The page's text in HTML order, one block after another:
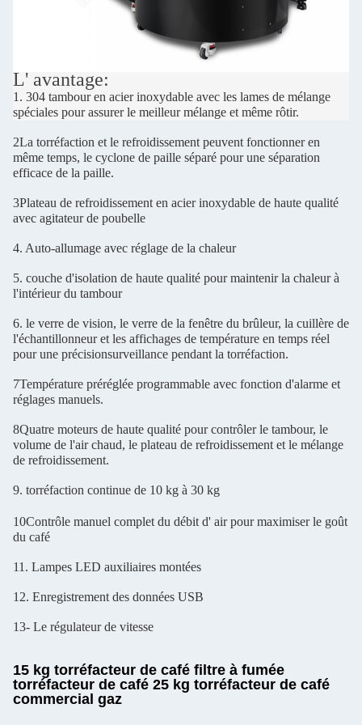
L' avantage:
1. 304 tambour en acier inoxydable avec les lames de mélange
spéciales pour assurer le meilleur mélange et même rôtir.
2La torréfaction et le refroidissement peuvent fonctionner en
même temps, le cyclone de paille séparé pour une séparation
efficace de la paille.
3Plateau de refroidissement en acier inoxydable de haute qualité
avec agitateur de poubelle
4. Auto-allumage avec réglage de la chaleur
5. couche d'isolation de haute qualité pour maintenir la chaleur à
l'intérieur du tambour
6. le verre de vision, le verre de la fenêtre du brûleur, la cuillère de
l'échantillonneur et les affichages de température en temps réel
pour une précisionsurveillance pendant la torréfaction.
7Température préréglée programmable avec fonction d'alarme et
réglages manuels.
8Quatre moteurs de haute qualité pour contrôler le tambour, le
volume de l'air chaud, le plateau de refroidissement et le mélange
de refroidissement.
9. torréfaction continue de 10 kg à 30 kg
10Contrôle manuel complet du débit d' air pour maximiser le goût
du café
11. Lampes LED auxiliaires montées
12. Enregistrement des données USB
13- Le régulateur de vitesse
15 kg torréfacteur de café filtre à fumée
torréfacteur de café 25 kg torréfacteur de café
commercial gaz